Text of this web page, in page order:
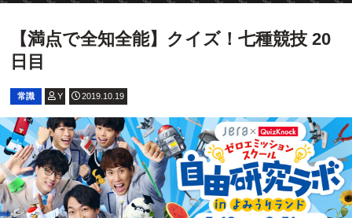
【満点で全知全能】クイズ！七種競技 20
日目
常識 Y 2019.10.19